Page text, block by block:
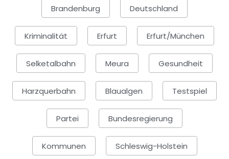
Brandenburg Deutschland
Kriminalität Erfurt Erfurt/München
Selketalbahn Meura Gesundheit
Harzquerbahn Blaualgen Testspiel
Partei Bundesregierung
Kommunen Schleswig-Holstein